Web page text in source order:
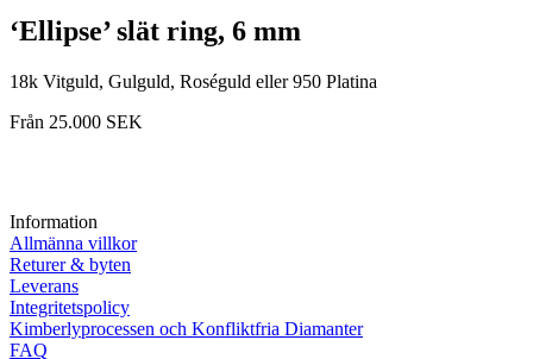
‘Ellipse’ slät ring, 6 mm
18k Vitguld, Gulguld, Roséguld eller 950 Platina
Från 25.000 SEK
Information
Allmänna villkor
Returer & byten
Leverans
Integritetspolicy
Kimberlyprocessen och Konfliktfria Diamanter
FAQ